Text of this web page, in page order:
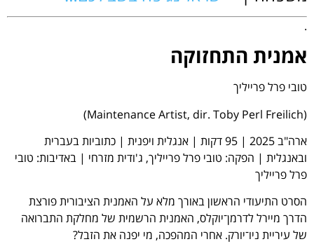
.
אמנית התחזוקה
טובי פרל פרייליך
(Maintenance Artist, dir. Toby Perl Freilich)
ארה"ב 2025 | 95 דקות | אנגלית ויפנית | כתוביות בעברית
ובאנגלית | הפקה: טובי פרל פרייליך, ג'ודית מזרחי | באדיבות: טובי
פרל פרייליך
הסרט התיעודי הראשון באורך מלא על האמנית הציבורית פורצת
הדרך מיירל לדרמן־יוקלס, האמנית הרשמית של מחלקת התברואה
של עיריית ניו־יורק. אחרי המהפכה, מי יפנה את הזבל?